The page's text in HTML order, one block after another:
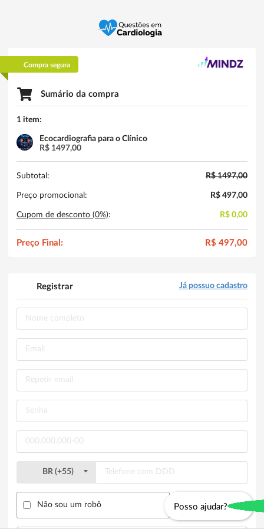
Registrar Já possuo cadastro
BR (+55)
Não sou um robô
Compra segura
Sumário da compra
1 item:
Ecocardiografia para o Clínico
R$ 1497,00
Subtotal: R$ 1497,00
Preço promocional: R$ 497,00
Cupom de desconto (0%): R$ 0,00
Preço Final: R$ 497,00
Posso ajudar?